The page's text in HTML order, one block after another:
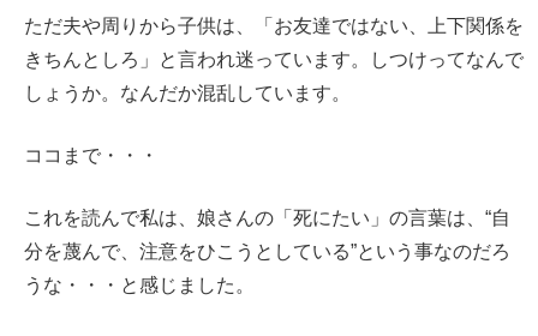
ただ夫や周りから子供は、「お友達ではない、上下関係を
きちんとしろ」と言われ迷っています。しつけってなんで
しょうか。なんだか混乱しています。
ココまで・・・
これを読んで私は、娘さんの「死にたい」の言葉は、“自
分を蔑んで、注意をひこうとしている”という事なのだろ
うな・・・と感じました。